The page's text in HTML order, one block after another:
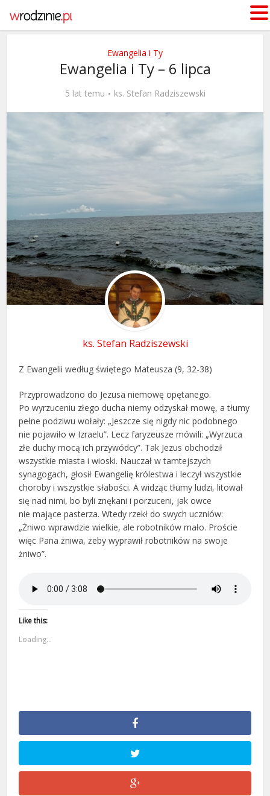
Ewangelia i Ty
Ewangelia i Ty – 6 lipca
5 lat temu ks. Stefan Radziszewski
ks. Stefan Radziszewski
Z Ewangelii według świętego Mateusza (9, 32-38)
Przyprowadzono do Jezusa niemowę opętanego.
Po wyrzuceniu złego ducha niemy odzyskał mowę, a tłumy
pełne podziwu wołały: „Jeszcze się nigdy nic podobnego
nie pojawiło w Izraelu”. Lecz faryzeusze mówili: „Wyrzuca
złe duchy mocą ich przywódcy”. Tak Jezus obchodził
wszystkie miasta i wioski. Nauczał w tamtejszych
synagogach, głosił Ewangelię królestwa i leczył wszystkie
choroby i wszystkie słabości. A widząc tłumy ludzi, litował
się nad nimi, bo byli znękani i porzuceni, jak owce
nie mające pasterza. Wtedy rzekł do swych uczniów:
„Żniwo wprawdzie wielkie, ale robotników mało. Proście
więc Pana żniwa, żeby wyprawił robotników na swoje
żniwo”.
Like this:
Loading...